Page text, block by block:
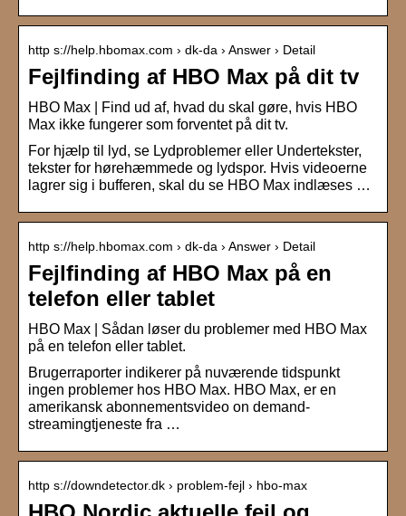
http s://help.hbomax.com › dk-da › Answer › Detail
Fejlfinding af HBO Max på dit tv
HBO Max | Find ud af, hvad du skal gøre, hvis HBO
Max ikke fungerer som forventet på dit tv.
For hjælp til lyd, se Lydproblemer eller Undertekster,
tekster for hørehæmmede og lydspor. Hvis videoerne
lagrer sig i bufferen, skal du se HBO Max indlæses …
http s://help.hbomax.com › dk-da › Answer › Detail
Fejlfinding af HBO Max på en
telefon eller tablet
HBO Max | Sådan løser du problemer med HBO Max
på en telefon eller tablet.
Brugerraporter indikerer på nuværende tidspunkt
ingen problemer hos HBO Max. HBO Max, er en
amerikansk abonnementsvideo on demand-
streamingtjeneste fra …
http s://downdetector.dk › problem-fejl › hbo-max